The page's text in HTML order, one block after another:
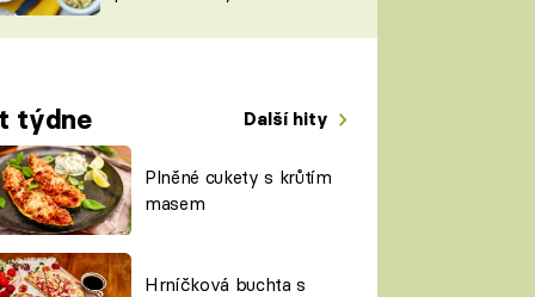
týdne Další hity
Plněné cukety s krůtím
masem
Hrníčková buchta s